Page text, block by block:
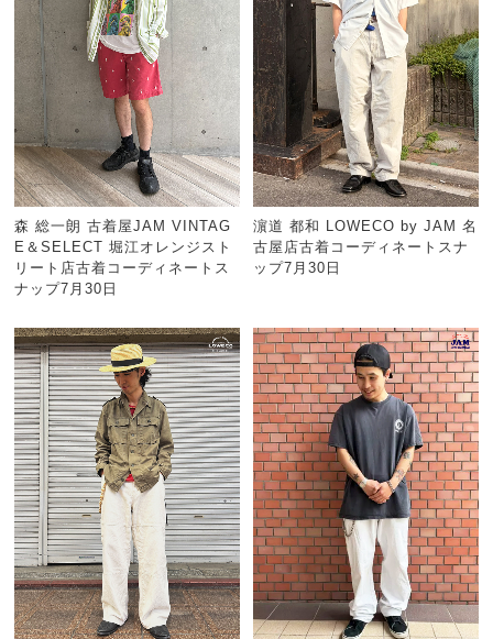
森 総一朗 古着屋JAM VINTAG
E＆SELECT 堀江オレンジスト
リート店古着コーディネートス
ナップ7月30日
濵道 都和 LOWECO by JAM 名
古屋店古着コーディネートスナ
ップ7月30日